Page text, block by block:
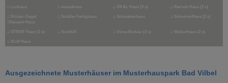
⌂ Luxhaus ⌂ massahaus ⌂ OKAL Haus (2 x) ⌂ Rensch Haus (2 x)
⌂ Rötzer-Ziegel
-Element-Haus
⌂ Schäfer Fertighaus ⌂ Schwabenhaus ⌂ SchwörerHaus (2 x)
⌂ STREIF Haus (2 x) ⌂ Suckfüll ⌂ Vöma Biobau (2 x) ⌂ WeberHaus (2 x)
⌂ Wolf Haus
Ausgezeichnete Musterhäuser im Musterhauspark Bad Vilbel